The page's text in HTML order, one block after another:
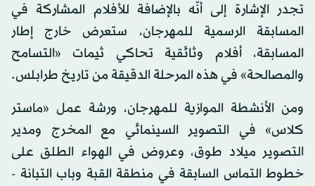
تجدر الإشارة إلى أنّه بالإضافة للأفلام المشاركة في
المسابقة الرسمية للمهرجان، ستعرض خارج إطار
المسابقة، أفلام وثائقية تحاكي ثيمات «التسامح
والمصالحة» في هذه المرحلة الدقيقة من تاريخ طرابلس.
ومن الأنشطة الموازية للمهرجان، ورشة عمل «ماستر
كلاس» في التصوير السينمائي مع المخرج ومدير
التصوير ميلاد طوق، وعروض في الهواء الطلق على
خطوط التماس السابقة في منطقة القبة وباب التبانة -